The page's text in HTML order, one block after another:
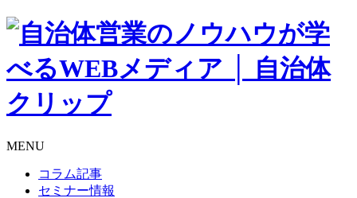
MENU
コラム記事
セミナー情報